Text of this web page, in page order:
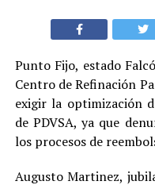
Punto Fijo, estado
Centro de Refinación
exigir la optimización
de PDVSA, ya que
los procesos de
Augusto Martinez,